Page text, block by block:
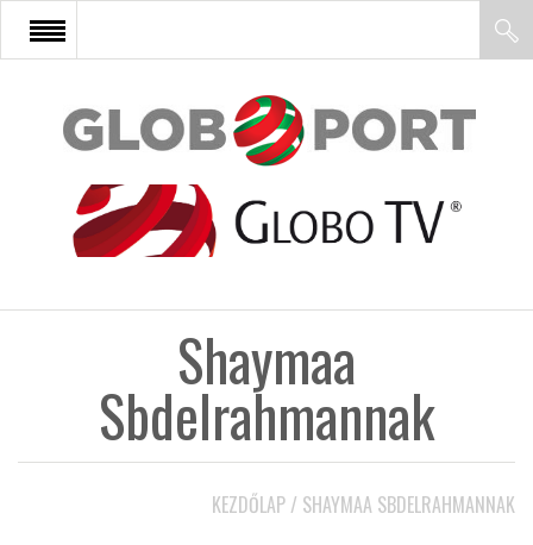
FŐOLDAL
AFRIKA
ÉSZAK-AMERIKA
Shaymaa
Sbdelrahmannak
KEZDŐLAP / SHAYMAA SBDELRAHMANNAK